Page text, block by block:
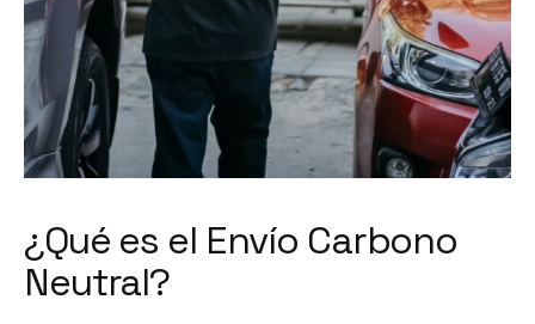
¿Qué es el Envío Carbono
Neutral?